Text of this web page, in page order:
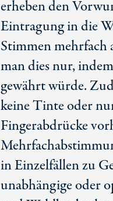
erheben den
Eintragung in die
Stimmen mehrfach
man dies nur,
gewährt würde.
keine Tinte oder
Fingerabdrücke
in Einzelfällen zu
unabhängige oder